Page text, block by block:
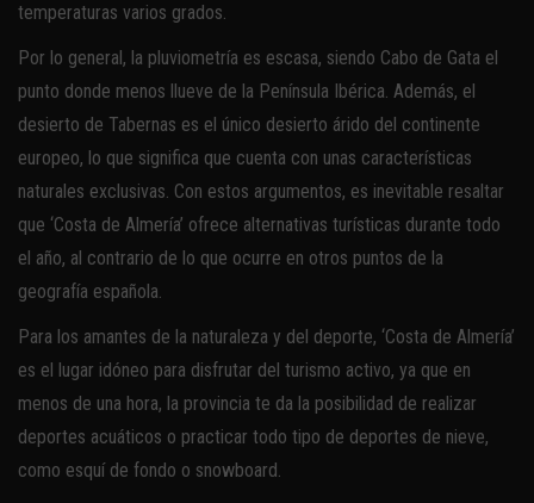
temperaturas varios grados.
Por lo general, la pluviometría es escasa, siendo Cabo de Gata el
punto donde menos llueve de la Península Ibérica. Además, el
desierto de Tabernas es el único desierto árido del continente
europeo, lo que significa que cuenta con unas características
naturales exclusivas. Con estos argumentos, es inevitable resaltar
que ‘Costa de Almería’ ofrece alternativas turísticas durante todo
el año, al contrario de lo que ocurre en otros puntos de la
geografía española.
Para los amantes de la naturaleza y del deporte, ‘Costa de Almería’
es el lugar idóneo para disfrutar del turismo activo, ya que en
menos de una hora, la provincia te da la posibilidad de realizar
deportes acuáticos o practicar todo tipo de deportes de nieve,
como esquí de fondo o snowboard.